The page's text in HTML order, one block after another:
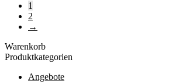
1
2
→
Warenkorb
Produktkategorien
Angebote